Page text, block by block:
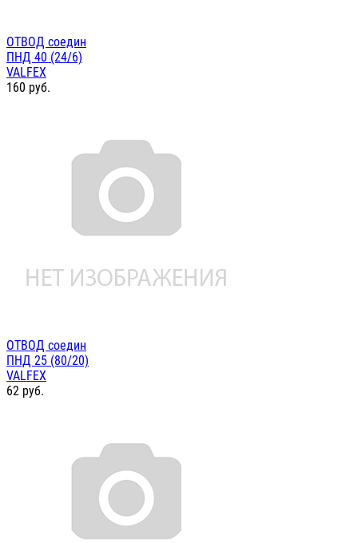
ОТВОД соедин
ПНД 40 (24/6)
VALFEX
160 руб.
ОТВОД соедин
ПНД 25 (80/20)
VALFEX
62 руб.